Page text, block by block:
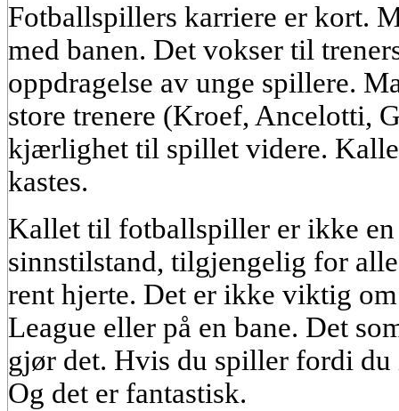
Fotballspillers karriere er kort.
med banen. Det vokser til
oppdragelse av unge spillere.
store trenere (Kroef, Ancelotti,
kjærlighet til spillet videre.
kastes.
Kallet til fotballspiller er ikke en
sinnstilstand, tilgjengelig for
rent hjerte. Det er ikke viktig
League eller på en bane. Det
gjør det. Hvis du spiller fordi
Og det er fantastisk.